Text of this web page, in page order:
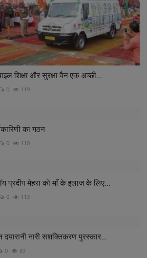
शिक्षा और सुरक्षा वैन एक अच्छी...
0 119
का गठन
0 110
प्रदीप मेहरा को माँ के इलाज के लिए...
0 113
नारी सशक्तिकरण पुरस्कार...
0 89